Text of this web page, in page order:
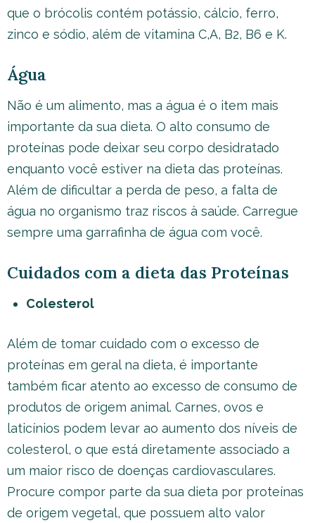
que o brócolis contém potássio, cálcio, ferro,
zinco e sódio, além de vitamina C,A, B2, B6 e K.
Água
Não é um alimento, mas a água é o item mais
importante da sua dieta. O alto consumo de
proteínas pode deixar seu corpo desidratado
enquanto você estiver na dieta das proteínas.
Além de dificultar a perda de peso, a falta de
água no organismo traz riscos à saúde. Carregue
sempre uma garrafinha de água com você.
Cuidados com a dieta das Proteínas
Colesterol
Além de tomar cuidado com o excesso de
proteínas em geral na dieta, é importante
também ficar atento ao excesso de consumo de
produtos de origem animal. Carnes, ovos e
laticínios podem levar ao aumento dos níveis de
colesterol, o que está diretamente associado a
um maior risco de doenças cardiovasculares.
Procure compor parte da sua dieta por proteínas
de origem vegetal, que possuem alto valor